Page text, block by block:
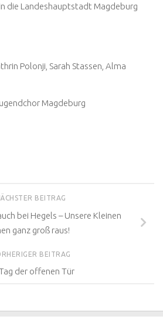
die Landeshauptstadt Magdeburg
Polonji, Sarah Stassen, Alma
Magdeburg
BEITRAG
bei Hegels – Unsere Kleinen
ganz groß raus!
BEITRAG
der offenen Tür